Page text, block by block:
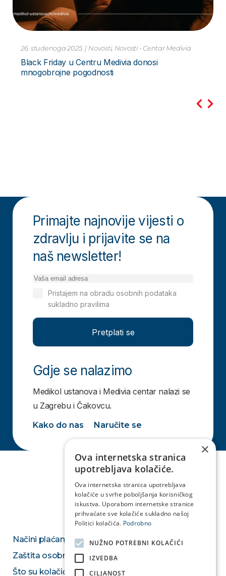
10. studenoga 2023. | Novosti
Pretraga PCR Metodom – za Hripavac –
Bordetella Pertussis Novo
Primajte najnovije vijesti o
zdravlju i prijavite se na
naš newsletter!
Pretplati se
Pristajem na obradu osobnih podataka
sukladno pravilima
Gdje se nalazimo
Medikol ustanova i Medivia centar nalazi se
u Zagrebu i Čakovcu.
Kako do nas Naručite se
Načini plaćanja
Zaštita osobnih podataka
Što su kolačići
×
Ova internetska stranica
upotrebljava kolačiće.
Ova internetska stranica upotrebljava
kolačiće u svrhe poboljšanja korisničkog
iskustva. Uporabom internetske stranice
prihvaćate sve kolačiće sukladno našoj
Politici kolačića. Podrobno
NUŽNO POTREBNI KOLAČIĆI
IZVEDBA
CILJANOST